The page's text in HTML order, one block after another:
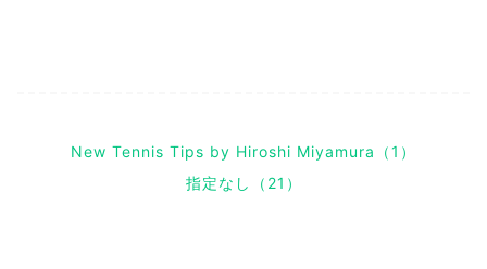
New Tennis Tips by Hiroshi Miyamura（1）
指定なし（21）